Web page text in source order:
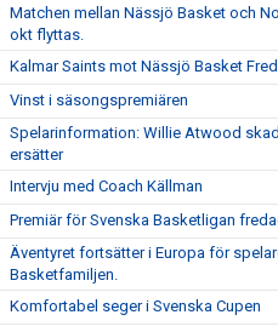
Matchen mellan Nässjö Basket och
okt flyttas.
Kalmar Saints mot Nässjö Basket
Vinst i säsongspremiären
Spelarinformation: Willie Atwood
ersätter
Intervju med Coach Källman
Premiär för Svenska Basketligan
Äventyret fortsätter i Europa för
Basketfamiljen.
Komfortabel seger i Svenska Cupen